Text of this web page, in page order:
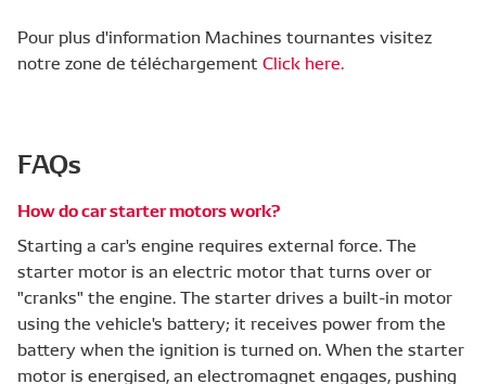
Pour plus d'information Machines tournantes visitez
notre zone de téléchargement Click here.
FAQs
How do car starter motors work?
Starting a car's engine requires external force. The
starter motor is an electric motor that turns over or
"cranks" the engine. The starter drives a built-in motor
using the vehicle's battery; it receives power from the
battery when the ignition is turned on. When the starter
motor is energised, an electromagnet engages, pushing